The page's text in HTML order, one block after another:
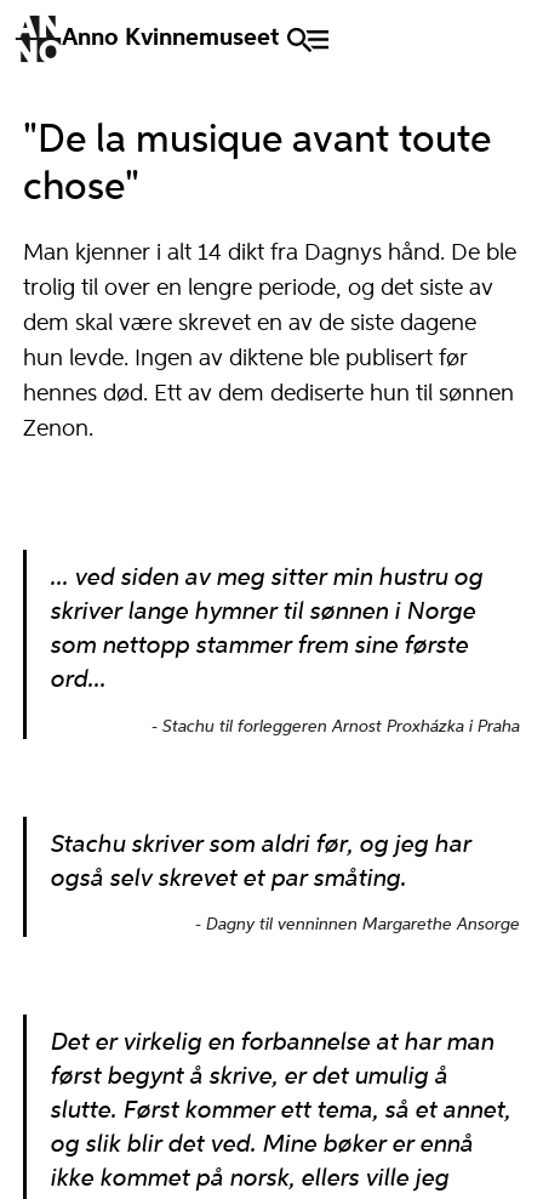
Anno Kvinnemuseet
"De la musique avant toute
chose"
Man kjenner i alt 14 dikt fra Dagnys hånd. De ble
trolig til over en lengre periode, og det siste av
dem skal være skrevet en av de siste dagene
hun levde. Ingen av diktene ble publisert før
hennes død. Ett av dem dediserte hun til sønnen
Zenon.
... ved siden av meg sitter min hustru og
skriver lange hymner til sønnen i Norge
som nettopp stammer frem sine første
ord...
Stachu til forleggeren Arnost Proxházka i Praha
Stachu skriver som aldri før, og jeg har
også selv skrevet et par småting.
Dagny til venninnen Margarethe Ansorge
Det er virkelig en forbannelse at har man
først begynt å skrive, er det umulig å
slutte. Først kommer ett tema, så et annet,
og slik blir det ved. Mine bøker er ennå
ikke kommet på norsk, ellers ville jeg